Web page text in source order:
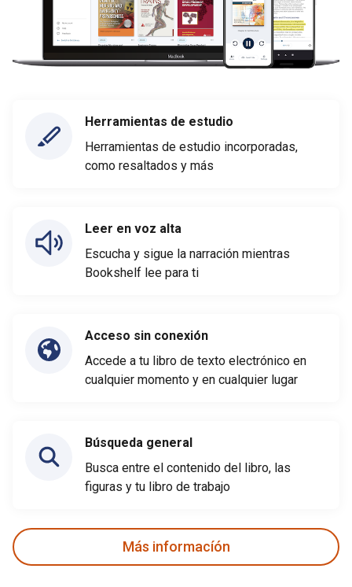
Herramientas de estudio
Herramientas de estudio incorporadas,
como resaltados y más
Leer en voz alta
Escucha y sigue la narración mientras
Bookshelf lee para ti
Acceso sin conexión
Accede a tu libro de texto electrónico en
cualquier momento y en cualquier lugar
Búsqueda general
Busca entre el contenido del libro, las
figuras y tu libro de trabajo
Más informacíón